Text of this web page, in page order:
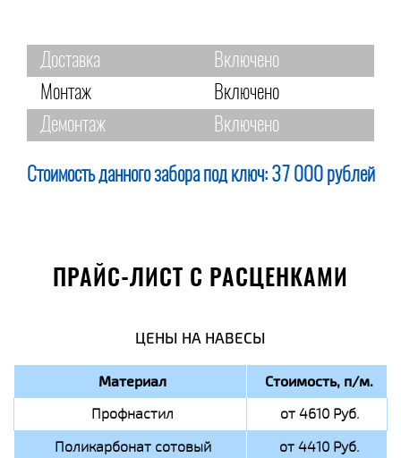
Доставка
Включено
Монтаж
Включено
Демонтаж
Включено
Стоимость данного забора под ключ: 37 000 рублей
ПРАЙС-ЛИСТ С РАСЦЕНКАМИ
ЦЕНЫ НА НАВЕСЫ
Материал Стоимость, п/м.
Профнастил
от 4610 Руб.
Поликарбонат сотовый
от 4410 Руб.